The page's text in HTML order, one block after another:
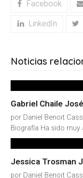
Facebook
LinkedIn
Noticias
Gabriel Chaile
por Daniel Benoit
Biografía Ha sido
Jessica Trosman
por Daniel Benoit